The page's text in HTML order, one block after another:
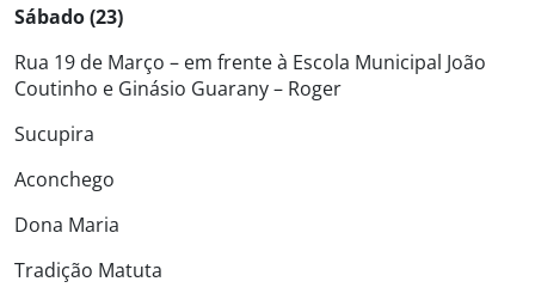
Sábado (23)
Rua 19 de Março – em frente à Escola Municipal João
Coutinho e Ginásio Guarany – Roger
Sucupira
Aconchego
Dona Maria
Tradição Matuta